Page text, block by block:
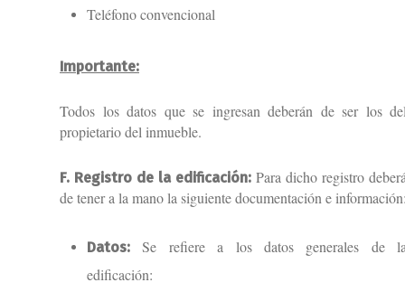
Teléfono convencional
Importante:
Todos los datos que se ingresan deberán de ser los
propietario del inmueble.
F. Registro de la edificación: Para dicho registro
de tener a la mano la siguiente documentación e
Datos:Se refiere a los datos generales de
edificación: